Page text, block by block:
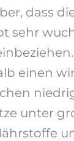
dass
sehr
einen
unter